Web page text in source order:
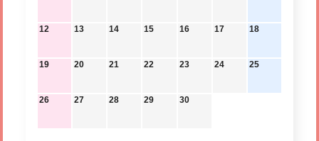
12 13 14 15 16 17 18
19 20 21 22 23 24 25
26 27 28 29 30